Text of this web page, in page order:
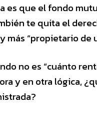
es que el fondo
te quita el
más “propietario
no es “cuánto
y en otra lógica,